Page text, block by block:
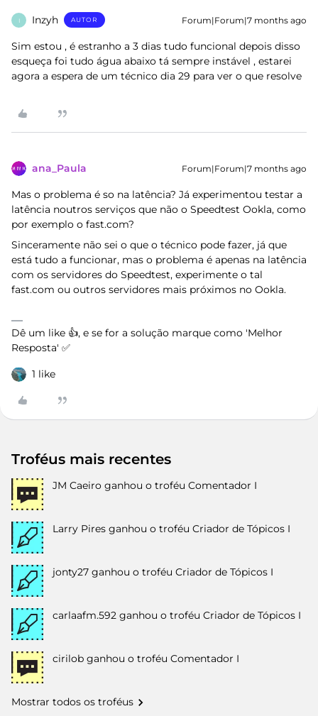
I Inzyh AUTOR Forum|Forum|7 months ago
Sim estou , é estranho a 3 dias tudo funcional depois disso
esqueça foi tudo água abaixo tá sempre instável , estarei
agora a espera de um técnico dia 29 para ver o que resolve
ana_Paula Forum|Forum|7 months ago
Mas o problema é so na latência? Já experimentou testar a
latência noutros serviços que não o Speedtest Ookla, como
por exemplo o fast.com?
Sinceramente não sei o que o técnico pode fazer, já que
está tudo a funcionar, mas o problema é apenas na latência
com os servidores do Speedtest, experimente o tal
fast.com ou outros servidores mais próximos no Ookla.
Dê um like 👍, e se for a solução marque como 'Melhor
Resposta' ✅
1 like
Troféus mais recentes
JM Caeiro ganhou o troféu Comentador I
Larry Pires ganhou o troféu Criador de Tópicos I
jonty27 ganhou o troféu Criador de Tópicos I
carlaafm.592 ganhou o troféu Criador de Tópicos I
cirilob ganhou o troféu Comentador I
Mostrar todos os troféus